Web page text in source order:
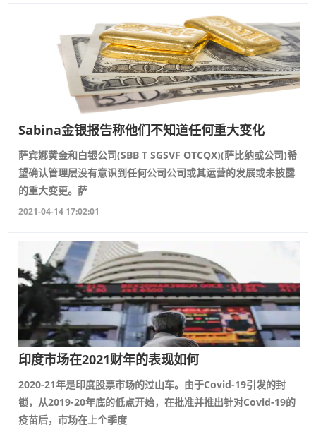
Sabina金银报告称他们不知道任何重大变化
萨宾娜黄金和白银公司(SBB T SGSVF OTCQX)(萨比纳或公司)希
望确认管理层没有意识到任何公司公司或其运营的发展或未披露
的重大变更。萨
2021-04-14 17:02:01
印度市场在2021财年的表现如何
2020-21年是印度股票市场的过山车。由于Covid-19引发的封
锁，从2019-20年底的低点开始，在批准并推出针对Covid-19的
疫苗后，市场在上个季度